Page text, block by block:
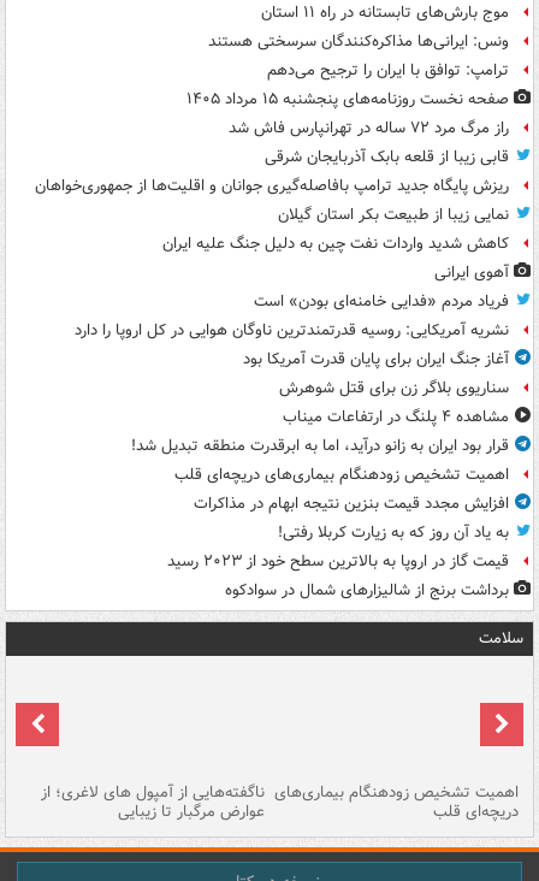
موج بارش‌های تابستانه در راه ۱۱ استان
ونس: ایرانی‌ها مذاکره‌کنندگان سرسختی هستند
ترامپ: توافق با ایران را ترجیح می‌دهم
صفحه نخست روزنامه‌های پنجشنبه ۱۵ مرداد ۱۴۰۵
راز مرگ مرد ۷۲ ساله در تهرانپارس فاش شد
قابی زیبا از قلعه بابک آذربایجان شرقی
ریزش پایگاه جدید ترامپ بافاصله‌گیری جوانان و اقلیت‌ها از جمهوری‌خواهان
نمایی زیبا از طبیعت بکر استان گیلان
کاهش شدید واردات نفت چین به دلیل جنگ علیه ایران
آهوی ایرانی
فریاد مردم «فدایی خامنه‌ای بودن» است
نشریه آمریکایی: روسیه قدرتمندترین ناوگان هوایی در کل اروپا را دارد
آغاز جنگ ایران برای پایان قدرت آمریکا بود
سناریوی بلاگر زن برای قتل شوهرش
مشاهده ۴ پلنگ در ارتفاعات میناب
قرار بود ایران به زانو درآید، اما به ابرقدرت منطقه تبدیل شد!
اهمیت تشخیص زودهنگام بیماری‌های دریچه‌ای قلب
افزایش مجدد قیمت بنزین نتیجه ابهام در مذاکرات
به یاد آن روز که به زیارت کربلا رفتی!
قیمت گاز در اروپا به بالاترین سطح خود از ۲۰۲۳ رسید
برداشت برنج از شالیزارهای شمال در سوادکوه
سلامت
اهمیت تشخیص زودهنگام بیماری‌های
دریچه‌ای قلب
ناگفته‌هایی از آمپول های لاغری؛ از
عوارض مرگبار تا زیبایی